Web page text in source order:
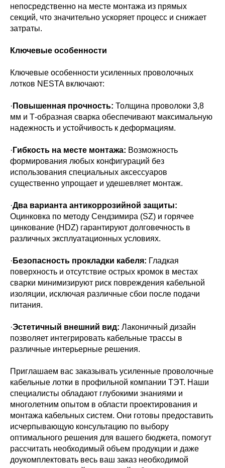
непосредственно на месте монтажа из прямых
секций, что значительно ускоряет процесс и снижает
затраты.
Ключевые особенности
Ключевые особенности усиленных проволочных
лотков NESTA включают:
· Повышенная прочность: Толщина проволоки 3,8
мм и Т-образная сварка обеспечивают максимальную
надежность и устойчивость к деформациям.
· Гибкость на месте монтажа: Возможность
формирования любых конфигураций без
использования специальных аксессуаров
существенно упрощает и удешевляет монтаж.
·Два варианта антикоррозийной защиты:
Оцинковка по методу Сендзимира (SZ) и горячее
цинкование (HDZ) гарантируют долговечность в
различных эксплуатационных условиях.
· Безопасность прокладки кабеля: Гладкая
поверхность и отсутствие острых кромок в местах
сварки минимизируют риск повреждения кабельной
изоляции, исключая различные сбои после подачи
питания.
·Эстетичный внешний вид: Лаконичный дизайн
позволяет интегрировать кабельные трассы в
различные интерьерные решения.
Приглашаем вас заказывать усиленные проволочные
кабельные лотки в профильной компании ТЭТ. Наши
специалисты обладают глубокими знаниями и
многолетним опытом в области проектирования и
монтажа кабельных систем. Они готовы предоставить
исчерпывающую консультацию по выбору
оптимального решения для вашего бюджета, помогут
рассчитать необходимый объем продукции и даже
доукомплектовать весь ваш заказ необходимой